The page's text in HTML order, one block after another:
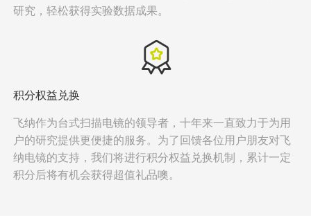
研究，轻松获得实验数据成果。
积分权益兑换
飞纳作为台式扫描电镜的领导者，十年来一直致力于为用
户的研究提供更便捷的服务。为了回馈各位用户朋友对飞
纳电镜的支持，我们将进行积分权益兑换机制，累计一定
积分后将有机会获得超值礼品噢。